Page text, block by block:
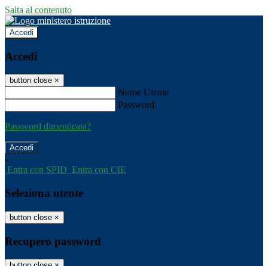
Salta al contenuto
Accedi
Accedi
button close ×
Nome Utente
Password
Password dimenticata?
-
Entra con SPID Entra con CIE
Seleziona utente
button close ×
Recupero password